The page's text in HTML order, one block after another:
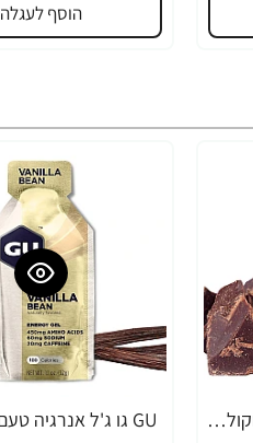
הוסף לעגלה
GU גו ג'ל אנרגיה בטעם שוקולד 32 גרם - 24 יחידות